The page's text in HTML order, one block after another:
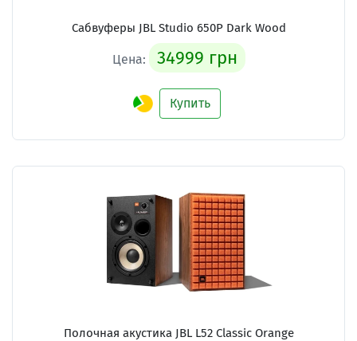
Сабвуферы JBL Studio 650P Dark Wood
Цена: 34999 грн
Купить
Полочная акустика JBL L52 Classic Orange